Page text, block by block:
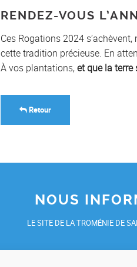
RENDEZ-VOUS
Ces Rogations 2024
cette tradition précieuse. En
À vos plantations,et que la terre
Retour
NOUS
LE SITE DE LA TROMÉNIE DE